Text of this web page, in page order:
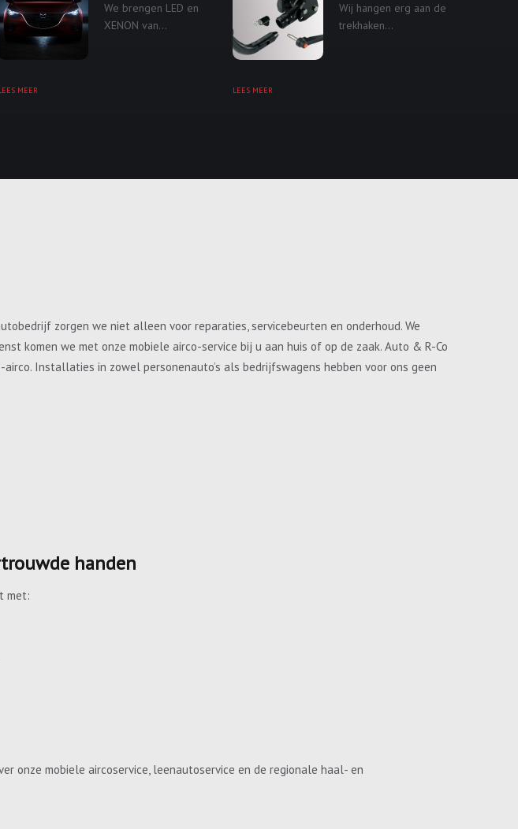
We brengen LED en
XENON van...
MEER
Wij hangen erg aan de
trekhaken...
LEES MEER
zorgen we niet alleen voor reparaties, servicebeurten en onderhoud. We
komen we met onze mobiele airco-service bij u aan huis of op de zaak. Auto & R-Co
Installaties in zowel personenauto’s als bedrijfswagens hebben voor ons geen
handen
met:
onze mobiele aircoservice, leenautoservice en de regionale haal- en